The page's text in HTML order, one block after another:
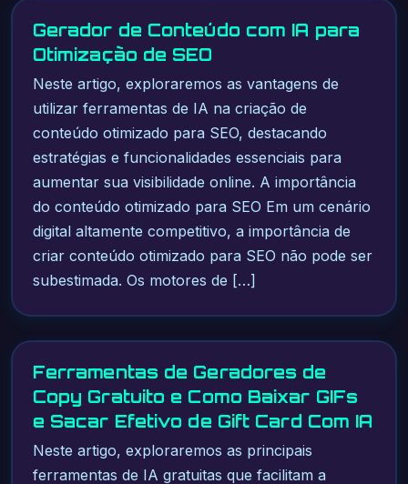
Gerador de Conteúdo com IA para
Otimização de SEO
Neste artigo, exploraremos as vantagens de
utilizar ferramentas de IA na criação de
conteúdo otimizado para SEO, destacando
estratégias e funcionalidades essenciais para
aumentar sua visibilidade online. A importância
do conteúdo otimizado para SEO Em um cenário
digital altamente competitivo, a importância de
criar conteúdo otimizado para SEO não pode ser
subestimada. Os motores de […]
Ferramentas de Geradores de
Copy Gratuito e Como Baixar GIFs
e Sacar Efetivo de Gift Card Com IA
Neste artigo, exploraremos as principais
ferramentas de IA gratuitas que facilitam a